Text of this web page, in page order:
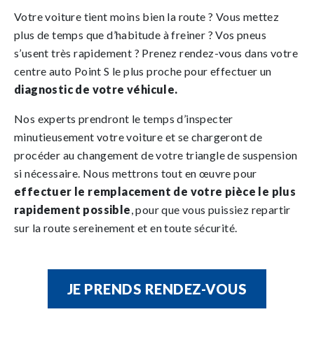
Votre voiture tient moins bien la route ? Vous mettez
plus de temps que d’habitude à freiner ? Vos pneus
s’usent très rapidement ? Prenez rendez-vous dans votre
centre auto Point S le plus proche pour effectuer un
diagnostic de votre véhicule.
Nos experts prendront le temps d’inspecter
minutieusement votre voiture et se chargeront de
procéder au changement de votre triangle de suspension
si nécessaire. Nous mettrons tout en œuvre pour
effectuer le remplacement de votre pièce le plus
rapidement possible, pour que vous puissiez repartir
sur la route sereinement et en toute sécurité.
JE PRENDS RENDEZ-VOUS